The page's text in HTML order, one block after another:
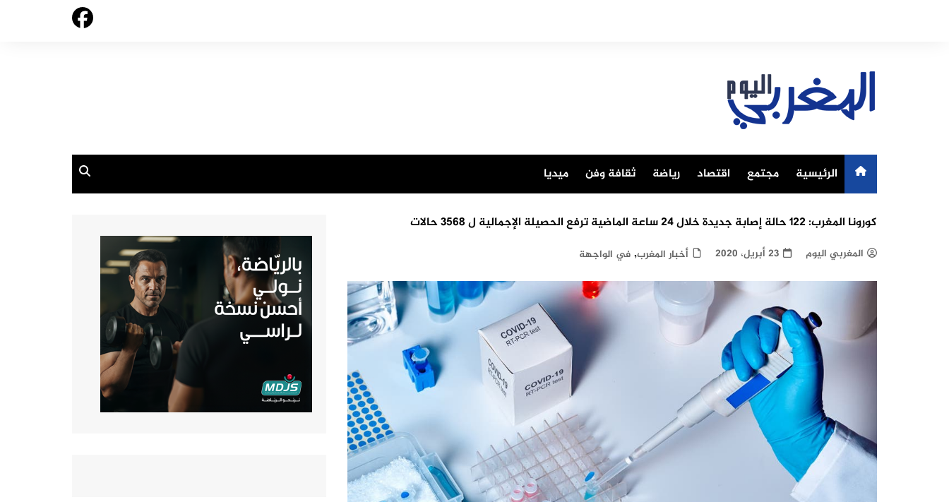
الرئيسية مجتمع اقتصاد رياضة ثقافة وفن ميديا
كورونا المغرب: 122 حالة إصابة جديدة خلال 24 ساعة الماضية ترفع الحصيلة الإجمالية ل 3568 حالات
المغربي اليوم 23 أبريل، 2020 أخبار المغرب, في الواجهة